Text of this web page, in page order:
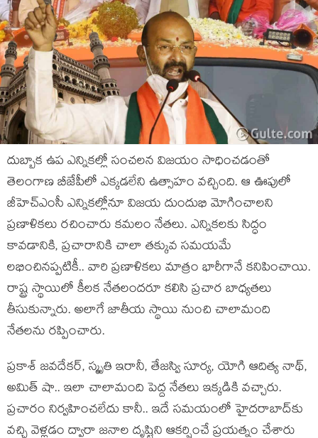
దుబ్బాక ఉప ఎన్నికల్లో సంచలన విజయం సాధించడంతో
తెలంగాణ బీజేపీలో ఎక్కడలేని ఉత్సాహం వచ్చింది. ఆ ఊపులో
జీహెచ్ఎంసీ ఎన్నికల్లోనూ విజయ దుందుభి మోగించాలని
ప్రణాళికలు రచించారు కమలం నేతలు. ఎన్నికలకు సిద్ధం
కావడానికి, ప్రచారానికి చాలా తక్కువ సమయమే
లభించినప్పటికీ.. వారి ప్రణాళికలు మాత్రం భారీగానే కనిపించాయి.
రాష్ట్ర స్థాయిలో కీలక నేతలందరూ కలిసి ప్రచార బాధ్యతలు
తీసుకున్నారు. అలాగే జాతీయ స్థాయి నుంచి చాలామంది
నేతలను రప్పించారు.
ప్రకాశ్ జవదేకర్, స్మృతి ఇరానీ, తేజస్వి సూర్య, యోగి ఆదిత్య నాథ్,
అమిత్ షా.. ఇలా చాలామంది పెద్ద నేతలు ఇక్కడికి వచ్చారు.
ప్రచారం నిర్వహించలేదు కానీ.. ఇదే సమయంలో హైదరాబాద్‌కు
వచ్చి వెళ్లడం ద్వారా జనాల దృష్టిని ఆకర్షించే ప్రయత్నం చేశారు